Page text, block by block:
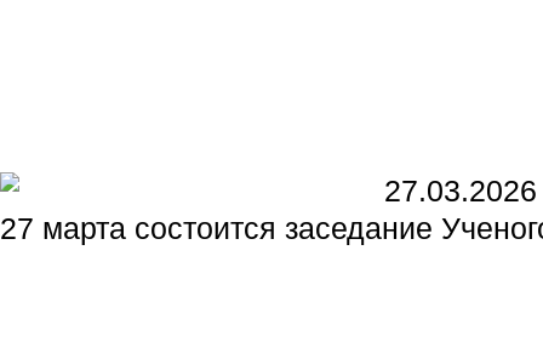
27.03.2026
27 марта состоится заседание